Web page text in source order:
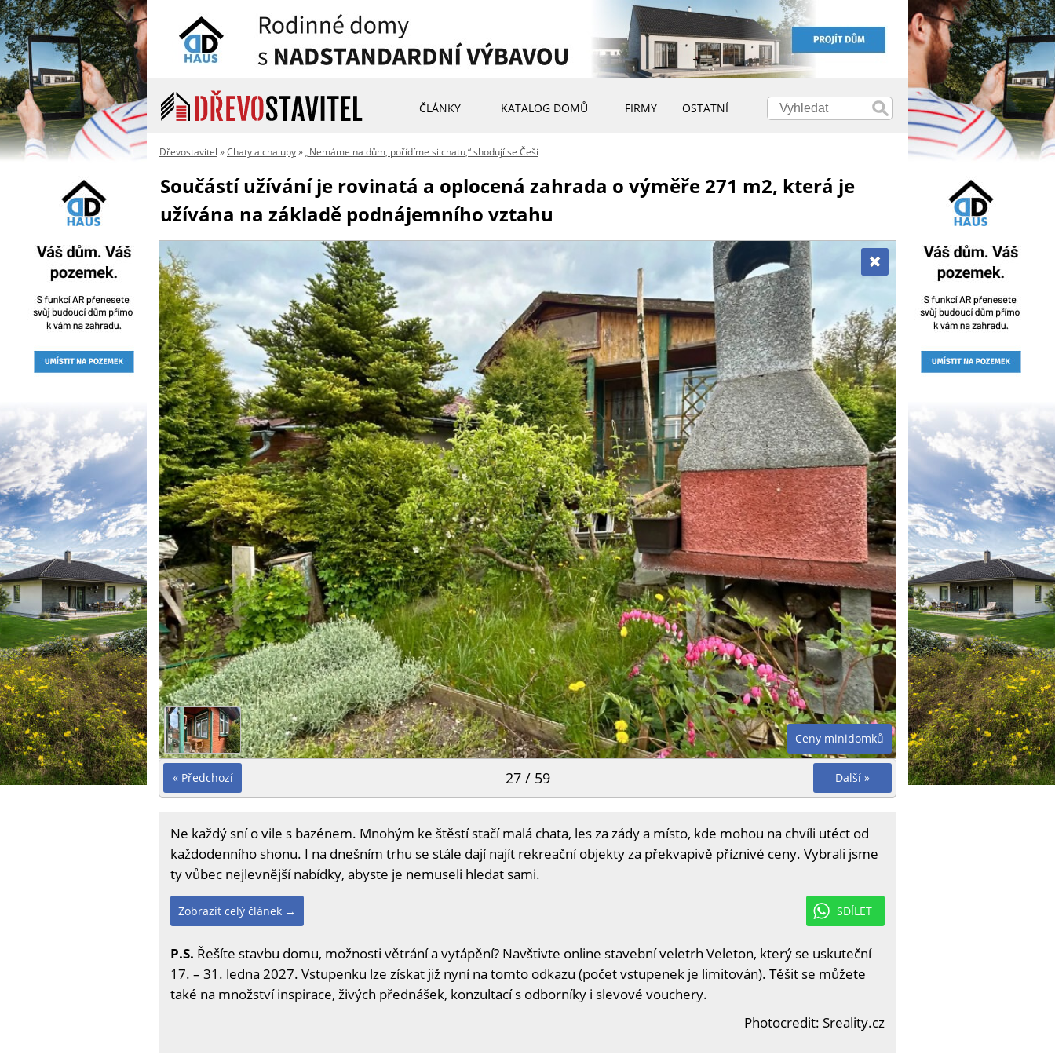
ČLÁNKY KATALOG DOMŮ FIRMY OSTATNÍ
Dřevostavitel »Chaty a chalupy»„Nemáme na dům, pořídíme si chatu,“ shodují se Češi
Součástí užívání je rovinatá a oplocená zahrada o výměře 271 m2, která je
užívána na základě podnájemního vztahu
Ceny minidomků
« Předchozí Další »
27 / 59
Ne každý sní o vile s bazénem. Mnohým ke štěstí stačí malá chata, les za zády a místo, kde mohou na chvíli utéct od
každodenního shonu. I na dnešním trhu se stále dají najít rekreační objekty za překvapivě příznivé ceny. Vybrali jsme
ty vůbec nejlevnější nabídky, abyste je nemuseli hledat sami.
SDÍLET
Zobrazit celý článek →
P.S. Řešíte stavbu domu, možnosti větrání a vytápění? Navštivte online stavební veletrh Veleton, který se uskuteční
17. – 31. ledna 2027. Vstupenku lze získat již nyní na tomto odkazu (počet vstupenek je limitován). Těšit se můžete
také na množství inspirace, živých přednášek, konzultací s odborníky i slevové vouchery.
Photocredit: Sreality.cz